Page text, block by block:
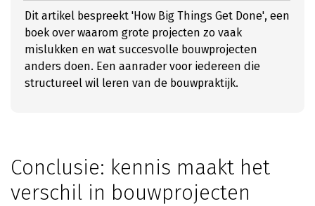
Dit artikel bespreekt 'How Big Things Get Done', een
boek over waarom grote projecten zo vaak
mislukken en wat succesvolle bouwprojecten
anders doen. Een aanrader voor iedereen die
structureel wil leren van de bouwpraktijk.
Conclusie: kennis maakt het
verschil in bouwprojecten